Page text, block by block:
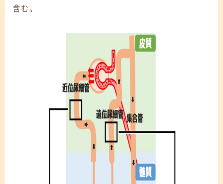
含む。